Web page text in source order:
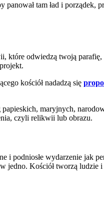
tam ład i
które odwiedzą twoją
kościół nadadzą się
maryjnych,
czyli relikwii lub obrazu.
i podniosłe wydarzenie jak
Kościół tworzą